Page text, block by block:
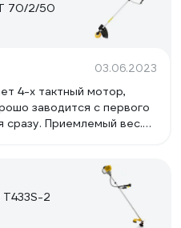
70/2/50
03.06.2023
4-х тактный мотор,
заводится с первого
сразу. Приемлемый вес.
Заведённый двигатель
клапанами и не
хода не упали.
Нет вибрации на штанге.
2